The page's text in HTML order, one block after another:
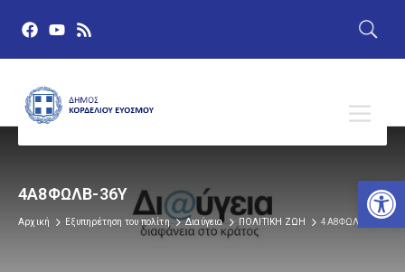
4Α8ΦΩΛΒ-36Υ
Αρχική Εξυπηρέτηση του πολίτη Διαύγεια ΠΟΛΙΤΙΚΗ ΖΩΗ 4Α8ΦΩΛΒ-36Υ